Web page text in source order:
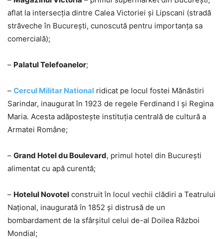
aflat la intersecția dintre Calea Victoriei și Lipscani (stradă
străveche în București, cunoscută pentru importanța sa
comercială);
– Palatul Telefoanelor;
– Cercul Militar National ridicat pe locul fostei Mănăstiri
Sarindar, inaugurat în 1923 de regele Ferdinand I și Regina
Maria. Acesta adăpostește instituția centrală de cultură a
Armatei Române;
– Grand Hotel du Boulevard, primul hotel din București
alimentat cu apă curentă;
– Hotelul Novotel construit în locul vechii clădiri a Teatrului
Național, inaugurată în 1852 și distrusă de un
bombardament de la sfârșitul celui de-al Doilea Război
Mondial;